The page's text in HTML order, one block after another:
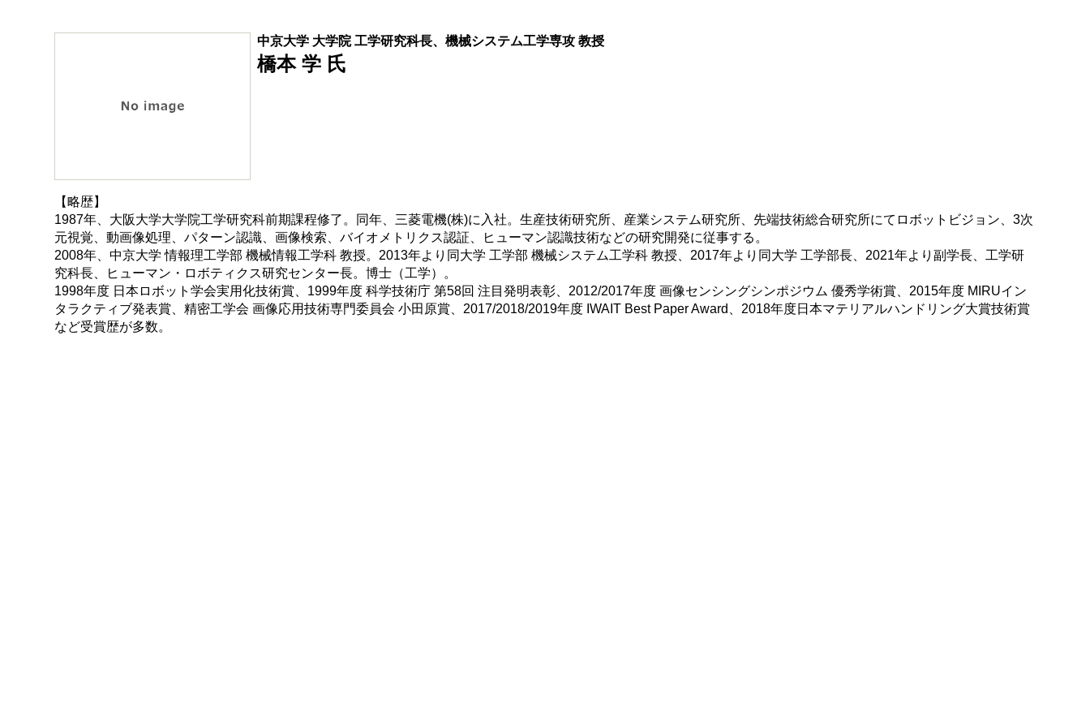
中京大学 大学院 工学研究科長、機械システム工学専攻 教授
橋本 学 氏
【略歴】
1987年、大阪大学大学院工学研究科前期課程修了。同年、三菱電機(株)に入社。生産技術研究所、産業システム研究所、先端技術総合研究所にてロボットビジョン、3次
元視覚、動画像処理、パターン認識、画像検索、バイオメトリクス認証、ヒューマン認識技術などの研究開発に従事する。
2008年、中京大学 情報理工学部 機械情報工学科 教授。2013年より同大学 工学部 機械システム工学科 教授、2017年より同大学 工学部長、2021年より副学長、工学研
究科長、ヒューマン・ロボティクス研究センター長。博士（工学）。
1998年度 日本ロボット学会実用化技術賞、1999年度 科学技術庁 第58回 注目発明表彰、2012/2017年度 画像センシングシンポジウム 優秀学術賞、2015年度 MIRUイン
タラクティブ発表賞、精密工学会 画像応用技術専門委員会 小田原賞、2017/2018/2019年度 IWAIT Best Paper Award、2018年度日本マテリアルハンドリング大賞技術賞
など受賞歴が多数。